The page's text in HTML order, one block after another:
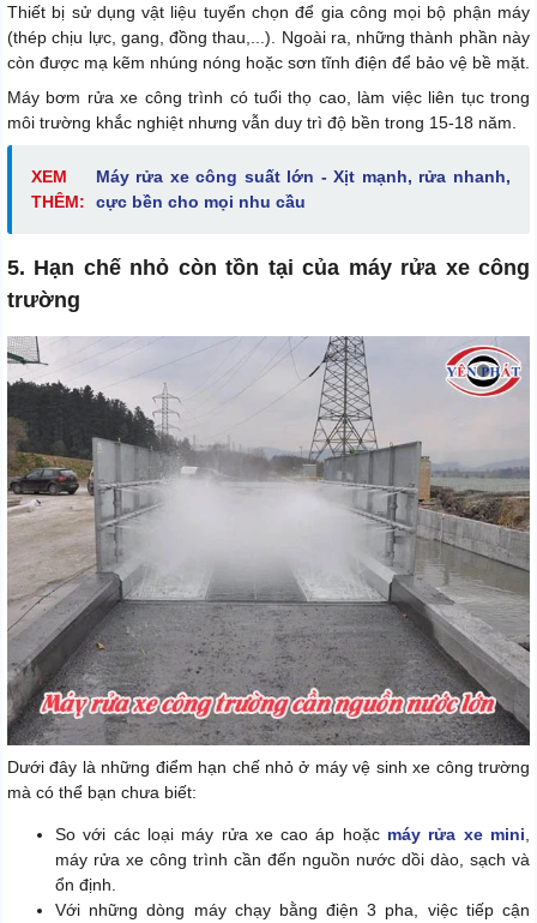
Thiết bị sử dụng vật liệu tuyển chọn để gia công mọi bộ phận máy
(thép chịu lực, gang, đồng thau,...). Ngoài ra, những thành phần này
còn được mạ kẽm nhúng nóng hoặc sơn tĩnh điện để bảo vệ bề mặt.
Máy bơm rửa xe công trình có tuổi thọ cao, làm việc liên tục trong
môi trường khắc nghiệt nhưng vẫn duy trì độ bền trong 15-18 năm.
XEM
THÊM:
Máy rửa xe công suất lớn - Xịt mạnh, rửa nhanh,
cực bền cho mọi nhu cầu
5. Hạn chế nhỏ còn tồn tại của máy rửa xe công
trường
Dưới đây là những điểm hạn chế nhỏ ở máy vệ sinh xe công trường
mà có thể bạn chưa biết:
So với các loại máy rửa xe cao áp hoặc máy rửa xe mini
máy rửa xe công trình cần đến nguồn nước dồi dào, sạch và
ổn định.
Với những dòng máy chạy bằng điện 3 pha, việc tiếp cận